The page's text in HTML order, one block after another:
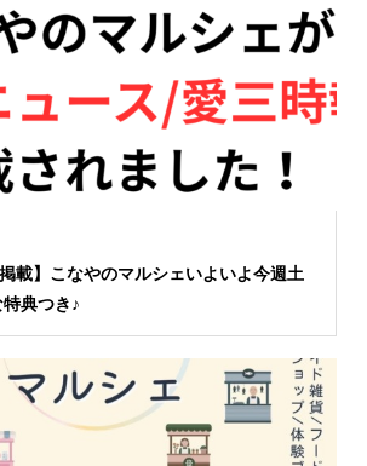
載】こなやのマルシェいよいよ今週土
典つき♪